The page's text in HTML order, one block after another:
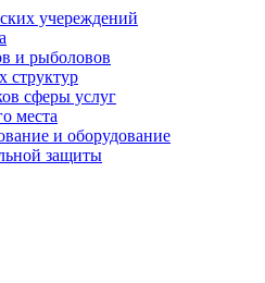
учереждений
и рыболовов
структур
сферы услуг
места
и оборудование
защиты